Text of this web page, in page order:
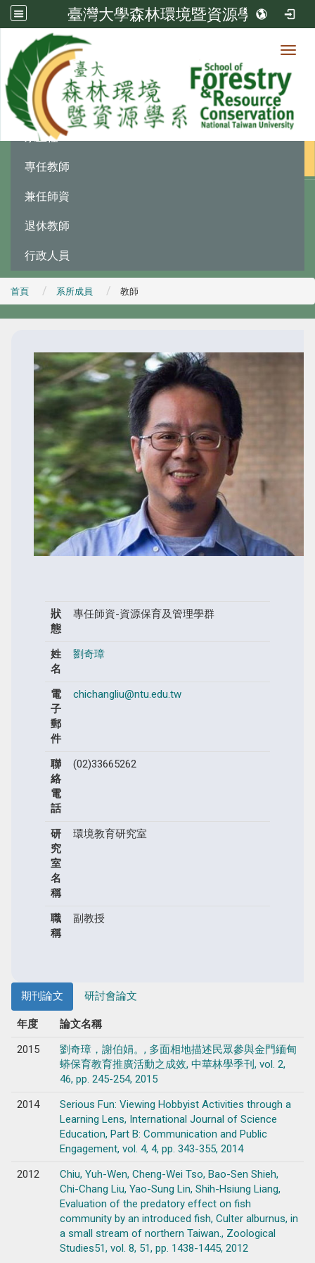
臺灣大學森林環境暨資源學系
系所成員
系主任
專任教師
兼任師資
退休教師
行政人員
首頁 系所成員 教師
狀
態
專任師資-資源保育及管理學群
姓
名
劉奇璋
電
子
郵
件
chichangliu@ntu.edu.tw
聯
絡
電
話
(02)33665262
研
究
室
名
稱
環境教育研究室
職
稱
副教授
期刊論文 研討會論文
年度
論文名稱
2015
劉奇璋，謝伯娟。, 多面相地描述民眾參與金門緬甸
蟒保育教育推廣活動之成效, 中華林學季刊, vol. 2,
46, pp. 245-254, 2015
2014
Serious Fun: Viewing Hobbyist Activities through a
Learning Lens, International Journal of Science
Education, Part B: Communication and Public
Engagement, vol. 4, 4, pp. 343-355, 2014
2012
Chiu, Yuh-Wen, Cheng-Wei Tso, Bao-Sen Shieh,
Chi-Chang Liu, Yao-Sung Lin, Shih-Hsiung Liang,
Evaluation of the predatory effect on fish
community by an introduced fish, Culter alburnus, in
a small stream of northern Taiwan., Zoological
Studies51, vol. 8, 51, pp. 1438-1445, 2012